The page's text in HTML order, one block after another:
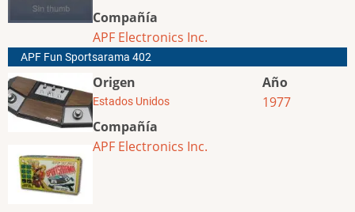
Compañía
APF Electronics Inc.
APF Fun Sportsarama 402
Origen
Estados Unidos
Compañía
APF Electronics Inc.
Año
1977